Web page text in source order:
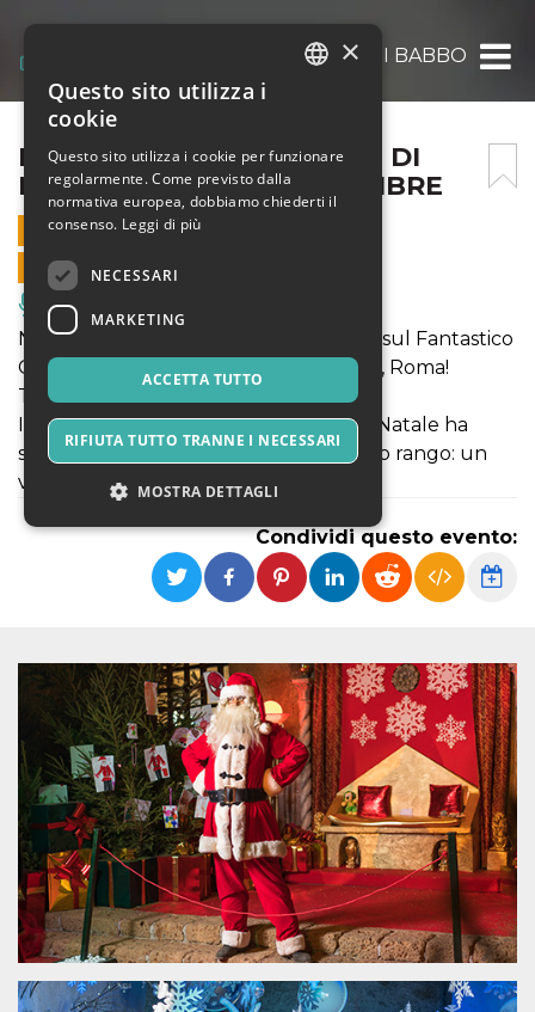
IL FANTASTICO CASTELLO DI BABBO
IL FANTASTICO CASTELLO DI
BABBO NATALE – 8 DICEMBRE
8 DICEMBRE 2021 - 09:00
VENDITE ONLINE TERMINATE
Musica, Eventi Live, Club
NATALE 2021 - Si accendono i riflettori sul Fantastico
Castello di Babbo Natale a Lunghezza, Roma!
TANTE NOVITA'!!!
Il Signore assoluto delle feste, Babbo Natale ha
scelto una residenza all’altezza del suo rango: un
vero castello! Vi aspettiamo!
Condividi questo evento:
×
Questo sito utilizza i
cookie
Questo sito utilizza i cookie per funzionare
regolarmente. Come previsto dalla
normativa europea, dobbiamo chiederti il
consenso. Leggi di più
NECESSARI
MARKETING
ACCETTA TUTTO
RIFIUTA TUTTO TRANNE I NECESSARI
MOSTRA DETTAGLI
Necessari Marketing
servizi qui presenti non potranno funzionare
senza.
Nome
Provider /
Dominio
Scadenza Descrizione
cf_clearance
Cloudflare,
Inc.
.oooh.events
1 anno
Clearance
Cookie from
CloudFlare
stores the proof
of challenge
passed. It is
used to no
longer issue a
captcha or
jschallenge
challenge if
present. It is
required to
reach origin
server.